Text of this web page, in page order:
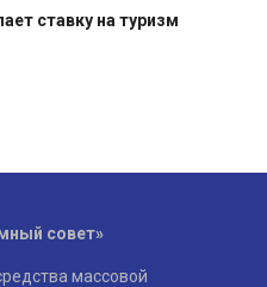
ставку на туризм
совет»
массовой